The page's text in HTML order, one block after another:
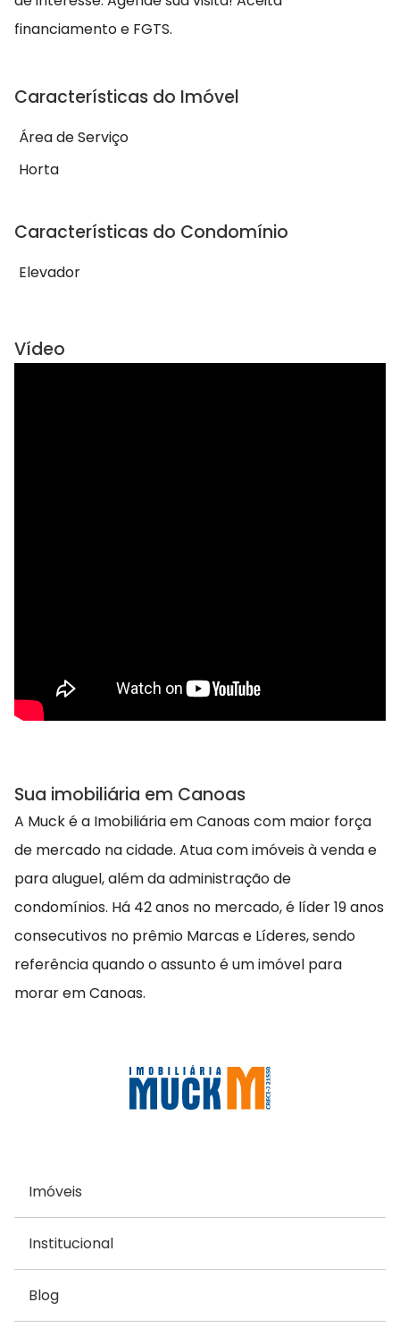
financiamento e FGTS.
Características do Imóvel
Área de Serviço
Horta
Características do Condomínio
Elevador
Vídeo
Sua imobiliária em Canoas
A Muck é a Imobiliária em Canoas com maior força
de mercado na cidade. Atua com imóveis à venda e
para aluguel, além da administração de
condomínios. Há 42 anos no mercado, é líder 19 anos
consecutivos no prêmio Marcas e Líderes, sendo
referência quando o assunto é um imóvel para
morar em Canoas.
Imóveis
Institucional
Blog